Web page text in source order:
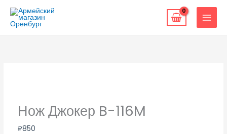
Перейти
содержимому
Нож Джокер B-116M
₽850